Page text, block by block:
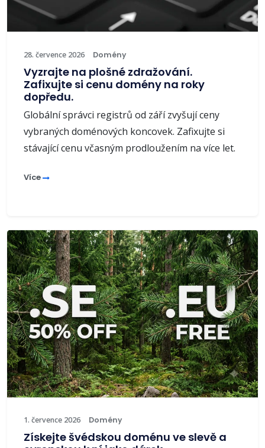
28. července 2026 Domény
Vyzrajte na plošné zdražování.
Zafixujte si cenu domény na roky
dopředu.
Globální správci registrů od září zvyšují ceny
vybraných doménových koncovek. Zafixujte si
stávající cenu včasným prodloužením na více let.
Více
1. července 2026 Domény
Získejte švédskou doménu ve slevě a